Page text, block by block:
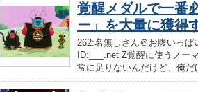
覚醒メダルで一番
ー」を大量に獲得
262:名無しさん＠お腹いっぱ
ID:___.net Z覚醒に使うノー
常に足りないんだけど、俺